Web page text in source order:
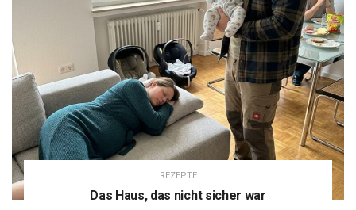
REZEPTE
Das Haus, das nicht sicher war